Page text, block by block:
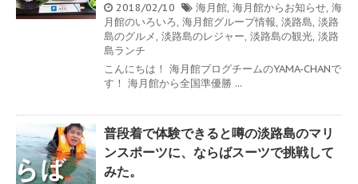
2018/02/10 海月館, 海月館からお知らせ, 海
月館のいろいろ, 海月館グループ情報, 淡路島, 淡路
島のグルメ, 淡路島のレジャー, 淡路島の観光, 淡路
島ランチ
こんにちは！ 海月館ブログチームのYAMA-CHANで
す！ 海月館から全国準優勝 ...
普段着で体験できると噂の淡路島のマリ
ンスポーツに、ならばスーツで挑戦して
みた。